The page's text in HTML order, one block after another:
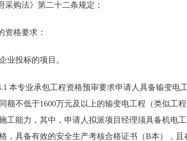
采购法》第二十二条规定；
资格要求：
业投标的项目。
本专业承包工程资格预审要求申请人具备输变电
额不低于1600万元及以上的输变电工程（类似工
工能力，其中，申请人拟派项目经理须具备机电
，具备有效的安全生产考核合格证书（B本），